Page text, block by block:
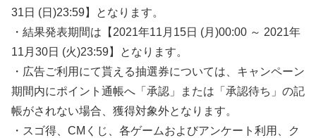
31日 (日)23:59】となります。
・結果発表期間は【2021年11月15日 (月)00:00 ～ 2021年
11月30日 (火)23:59】となります。
・広告ご利用にて貰える抽選券については、キャンペーン
期間内にポイント通帳へ「承認」または「承認待ち」の記
帳がされない場合、獲得対象外となります。
・スゴ得、CMくじ、各ゲームおよびアンケート利用、ク